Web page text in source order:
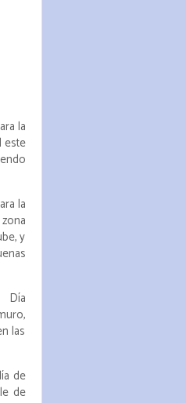
la
este
la
y
Día
las
de
de